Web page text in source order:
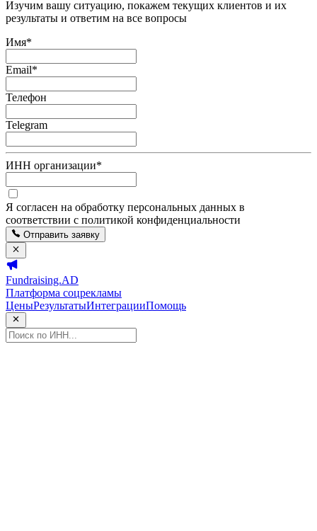
Изучим вашу ситуацию, покажем текущих клиентов и их
результаты и ответим на все вопросы
Имя*
Email*
Телефон
Telegram
ИНН организации*
Я согласен на обработку персональных данных в
соответствии с политикой конфиденциальности
Отправить заявку
Fundraising.AD
Платформа соцрекламы
ЦеныРезультатыИнтеграцииПомощь